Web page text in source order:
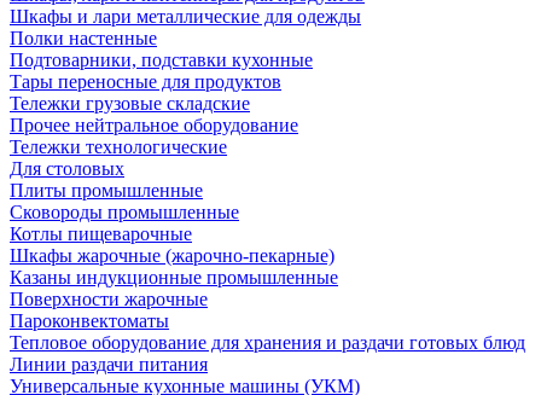
Шкафы и лари металлические для одежды
Полки настенные
Подтоварники, подставки кухонные
Тары переносные для продуктов
Тележки грузовые складские
Прочее нейтральное оборудование
Тележки технологические
Для столовых
Плиты промышленные
Сковороды промышленные
Котлы пищеварочные
Шкафы жарочные (жарочно-пекарные)
Казаны индукционные промышленные
Поверхности жарочные
Пароконвектоматы
Тепловое оборудование для хранения и раздачи готовых блюд
Линии раздачи питания
Универсальные кухонные машины (УКМ)